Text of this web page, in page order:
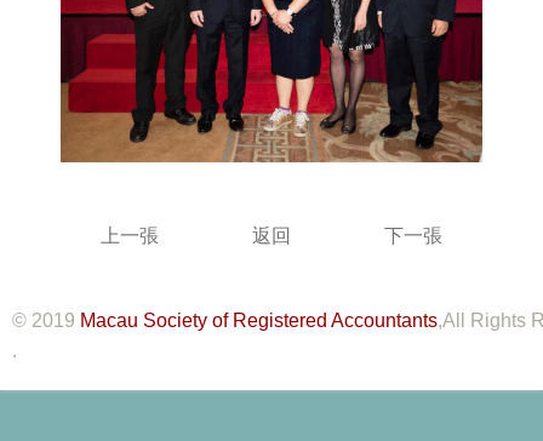
上一張 返回 下一張
© 2019 Macau Society of Registered Accountants,All Rights
.